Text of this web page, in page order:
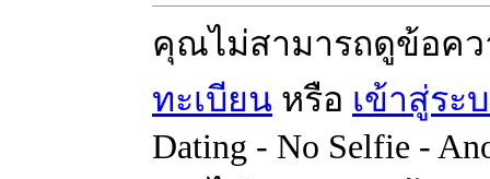
คุณไม่สามารถดูข้อค
ทะเบียน หรือ เข้าสู่ระ
Dating - No Selfie -